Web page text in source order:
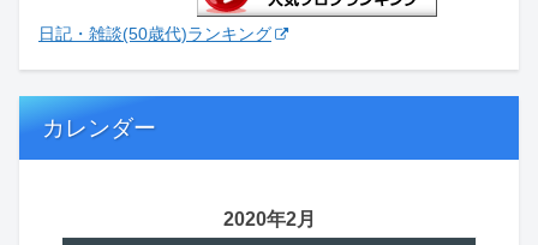
日記・雑談(50歳代)ランキング
カレンダー
2020年2月